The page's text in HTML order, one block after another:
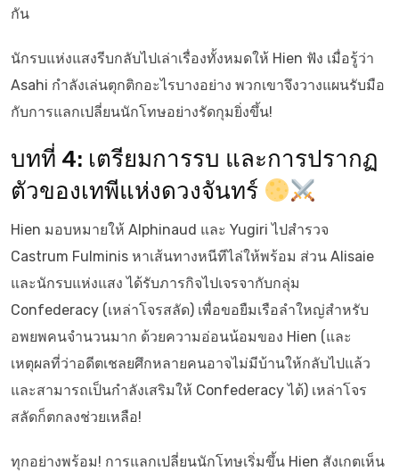
กัน
นักรบแห่งแสงรีบกลับไปเล่าเรื่องทั้งหมดให้ Hien ฟัง เมื่อรู้ว่า
Asahi กำลังเล่นตุกติกอะไรบางอย่าง พวกเขาจึงวางแผนรับมือ
กับการแลกเปลี่ยนนักโทษอย่างรัดกุมยิ่งขึ้น!
บทที่ 4: เตรียมการรบ และการปรากฏ
ตัวของเทพีแห่งดวงจันทร์
Hien มอบหมายให้ Alphinaud และ Yugiri ไปสำรวจ
Castrum Fulminis หาเส้นทางหนีทีไล่ให้พร้อม ส่วน Alisaie
และนักรบแห่งแสง ได้รับภารกิจไปเจรจากับกลุ่ม
Confederacy (เหล่าโจรสลัด) เพื่อขอยืมเรือลำใหญ่สำหรับ
อพยพคนจำนวนมาก ด้วยความอ่อนน้อมของ Hien (และ
เหตุผลที่ว่าอดีตเชลยศึกหลายคนอาจไม่มีบ้านให้กลับไปแล้ว
และสามารถเป็นกำลังเสริมให้ Confederacy ได้) เหล่าโจร
สลัดก็ตกลงช่วยเหลือ!
ทุกอย่างพร้อม! การแลกเปลี่ยนนักโทษเริ่มขึ้น Hien สังเกตเห็น